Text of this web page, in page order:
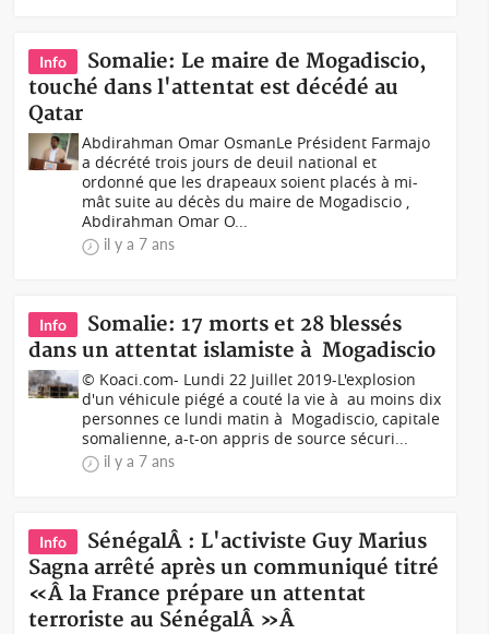
Info
Somalie: Le maire de Mogadiscio,
touché dans l'attentat est décédé au
Qatar
Abdirahman Omar OsmanLe Président Farmajo
a décrété trois jours de deuil national et
ordonné que les drapeaux soient placés à mi-
mât suite au décès du maire de Mogadiscio ,
Abdirahman Omar O...
il y a 7 ans
Info
Somalie: 17 morts et 28 blessés
dans un attentat islamiste à Mogadiscio
© Koaci.com- Lundi 22 Juillet 2019-L'explosion
d'un véhicule piégé a couté la vie à au moins dix
personnes ce lundi matin à Mogadiscio, capitale
somalienne, a-t-on appris de source sécuri...
il y a 7 ans
Info
SénégalÂ : L'activiste Guy Marius
Sagna arrêté après un communiqué titré
«Â la France prépare un attentat
terroriste au SénégalÂ »Â